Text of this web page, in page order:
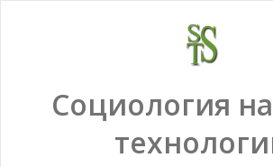
Социология